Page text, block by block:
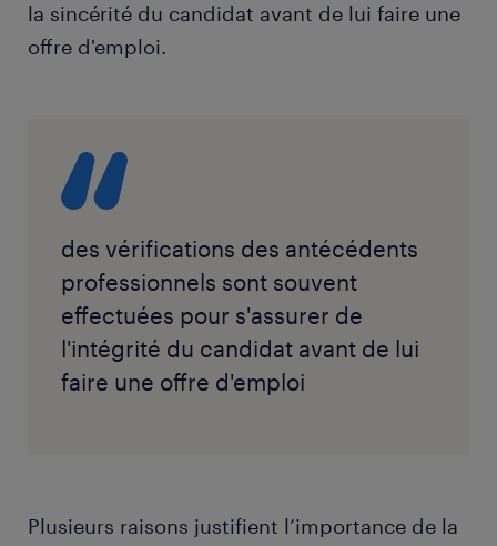
la sincérité du candidat avant de lui faire une
offre d'emploi.
des vérifications des antécédents
professionnels sont souvent
effectuées pour s'assurer de
l'intégrité du candidat avant de lui
faire une offre d'emploi
Plusieurs raisons justifient l’importance de la